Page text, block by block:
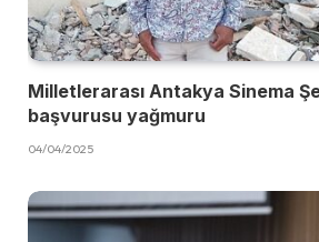
Milletlerarası Antakya Sinema
başvurusu yağmuru
04/04/2025